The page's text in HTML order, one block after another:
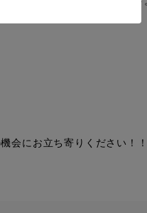
会にお立ち寄りください！